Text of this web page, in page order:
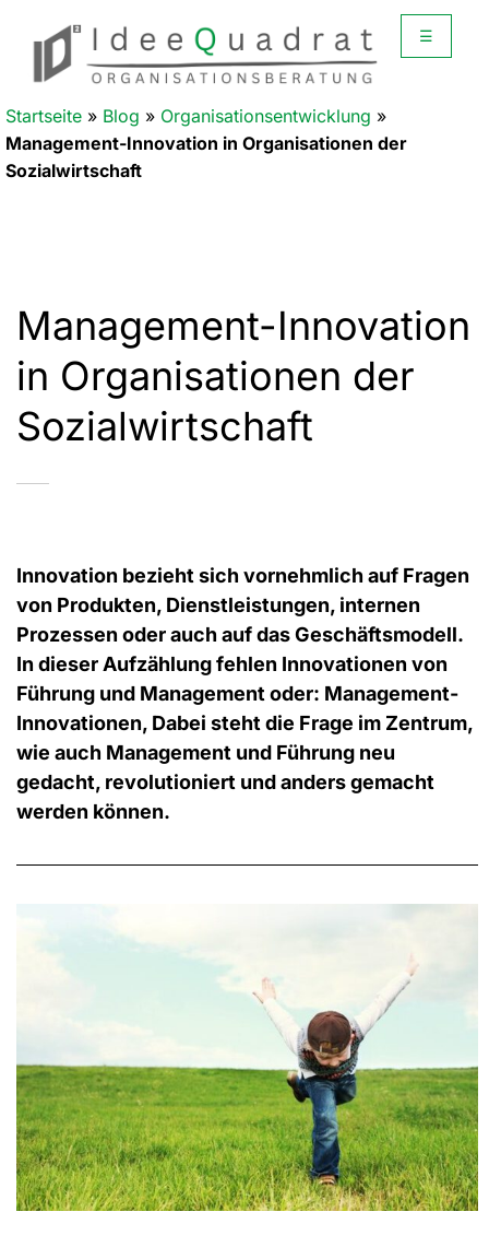
☰
Startseite » Blog » Organisationsentwicklung »
Management-Innovation in Organisationen der
Sozialwirtschaft
Management-Innovation
in Organisationen der
Sozialwirtschaft
Innovation bezieht sich vornehmlich auf Fragen
von Produkten, Dienstleistungen, internen
Prozessen oder auch auf das Geschäftsmodell.
In dieser Aufzählung fehlen Innovationen von
Führung und Management oder: Management-
Innovationen, Dabei steht die Frage im Zentrum,
wie auch Management und Führung neu
gedacht, revolutioniert und anders gemacht
werden können.